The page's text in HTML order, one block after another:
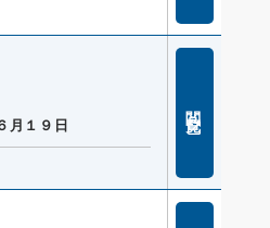
月１９日